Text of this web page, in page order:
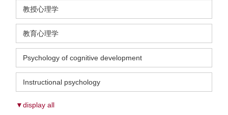
教授心理学
教育心理学
Psychology of cognitive development
Instructional psychology
▼display all